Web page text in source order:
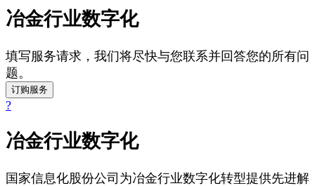
冶金行业数字化
填写服务请求，我们将尽快与您联系并回答您的所有问
题。
订购服务
?
冶金行业数字化
国家信息化股份公司为冶金行业数字化转型提供先进解